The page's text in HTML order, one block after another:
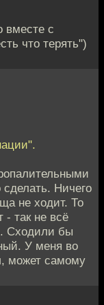
вместе с
что терять")
Ничего
не ходит. То
- так не всё
Сходили бы
У меня во
может самому